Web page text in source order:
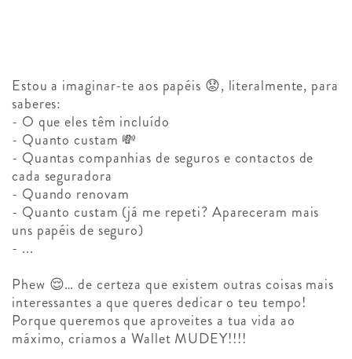
Estou a imaginar-te aos papéis 😟, literalmente, para
saberes:
- O que eles têm incluído
- Quanto custam 💸
- Quantas companhias de seguros e contactos de
cada seguradora
- Quando renovam
- Quanto custam (já me repeti? Apareceram mais
uns papéis de seguro)
- ...
Phew 😌… de certeza que existem outras coisas mais
interessantes a que queres dedicar o teu tempo!
Porque queremos que aproveites a tua vida ao
máximo, criamos a Wallet MUDEY!!!!